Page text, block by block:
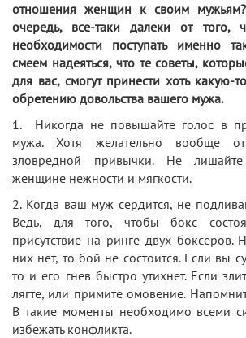
отношения женщин к своим мужьям?
очередь, все-таки далеки от того,
необходимости поступать именно
смеем надеяться, что те советы,
для вас, смогут принести хоть какую-
обретению довольства вашего мужа.
1. Никогда не повышайте голос в
мужа. Хотя желательно вообще
зловредной привычки. Не
женщине нежности и мягкости.
2. Когда ваш муж сердится, не
Ведь, для того, чтобы бокс
присутствие на ринге двух боксеров.
них нет, то бой не состоится. Если вы
то и его гнев быстро утихнет. Если
лягте, или примите омовение.
В такие моменты необходимо всеми
избежать конфликта.